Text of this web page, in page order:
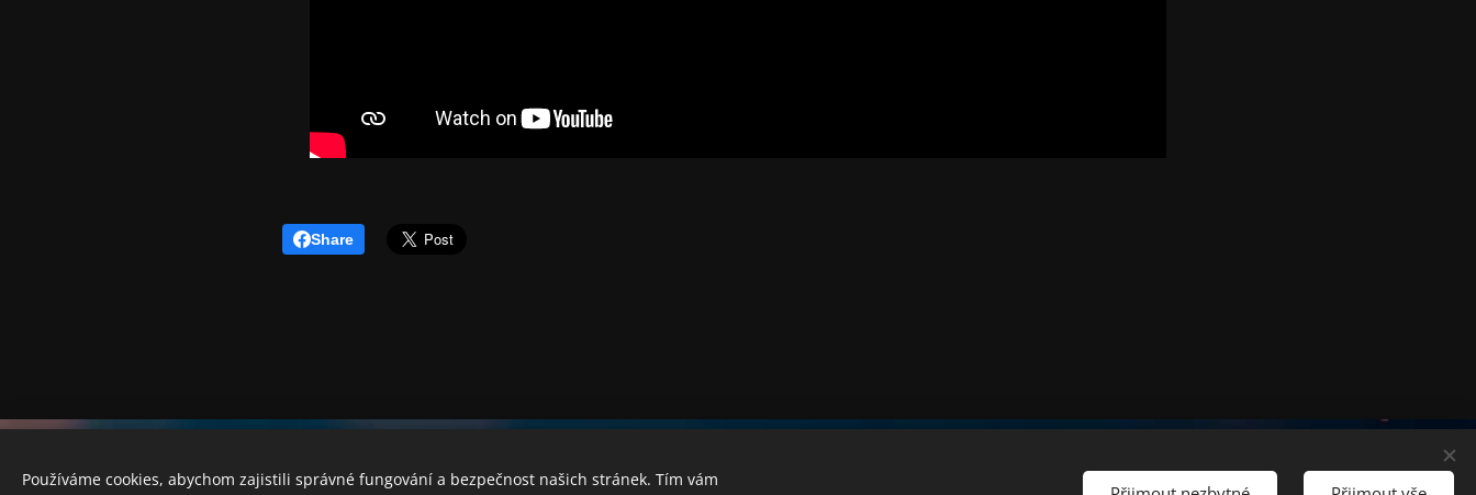
Share
Piano Petr Míka
Jazyky
Používáme cookies, abychom zajistili správné fungování a bezpečnost našich stránek. Tím vám